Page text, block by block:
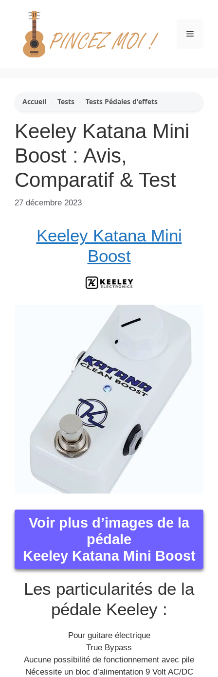
contenu
Menu
Accueil - Tests - Tests Pédales d'effets
Keeley Katana Mini
Boost : Avis,
Comparatif & Test
27 décembre 2023
Keeley Katana Mini
Boost
Voir plus d’images de la
pédale
Keeley Katana Mini Boost
Les particularités de la
pédale Keeley :
Pour guitare électrique
True Bypass
Aucune possibilité de fonctionnement avec pile
Nécessite un bloc d’alimentation 9 Volt AC/DC